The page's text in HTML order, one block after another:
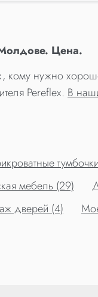
Цена.
кому нужно
Pereflex. В
мебель (29)
дверей (4)